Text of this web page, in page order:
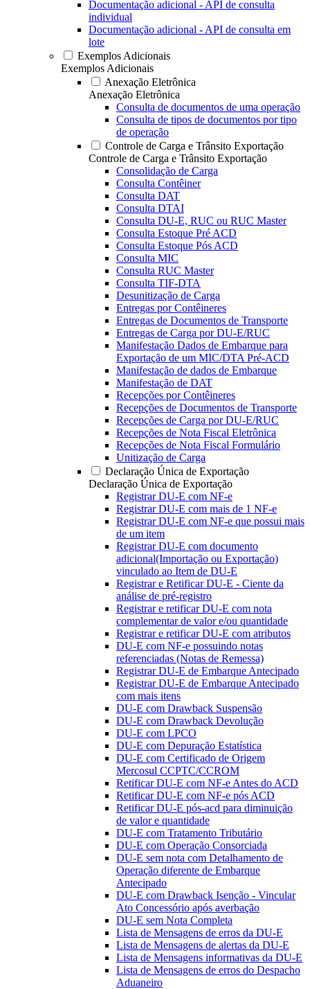
Documentação adicional - API de consulta
individual
Documentação adicional - API de consulta em
lote
Exemplos Adicionais
Exemplos Adicionais
Anexação Eletrônica
Anexação Eletrônica
Consulta de documentos de uma operação
Consulta de tipos de documentos por tipo
de operação
Controle de Carga e Trânsito Exportação
Controle de Carga e Trânsito Exportação
Consolidação de Carga
Consulta Contêiner
Consulta DAT
Consulta DTAI
Consulta DU-E, RUC ou RUC Master
Consulta Estoque Pré ACD
Consulta Estoque Pós ACD
Consulta MIC
Consulta RUC Master
Consulta TIF-DTA
Desunitização de Carga
Entregas por Contêineres
Entregas de Documentos de Transporte
Entregas de Carga por DU-E/RUC
Manifestação Dados de Embarque para
Exportação de um MIC/DTA Pré-ACD
Manifestação de dados de Embarque
Manifestação de DAT
Recepções por Contêineres
Recepções de Documentos de Transporte
Recepções de Carga por DU-E/RUC
Recepções de Nota Fiscal Eletrônica
Recepções de Nota Fiscal Formulário
Unitização de Carga
Declaração Única de Exportação
Declaração Única de Exportação
Registrar DU-E com NF-e
Registrar DU-E com mais de 1 NF-e
Registrar DU-E com NF-e que possui mais
de um item
Registrar DU-E com documento
adicional(Importação ou Exportação)
vinculado ao Item de DU-E
Registrar e Retificar DU-E - Ciente da
análise de pré-registro
Registrar e retificar DU-E com nota
complementar de valor e/ou quantidade
Registrar e retificar DU-E com atributos
DU-E com NF-e possuindo notas
referenciadas (Notas de Remessa)
Registrar DU-E de Embarque Antecipado
Registrar DU-E de Embarque Antecipado
com mais itens
DU-E com Drawback Suspensão
DU-E com Drawback Devolução
DU-E com LPCO
DU-E com Depuração Estatística
DU-E com Certificado de Origem
Mercosul CCPTC/CCROM
Retificar DU-E com NF-e Antes do ACD
Retificar DU-E com NF-e pós ACD
Retificar DU-E pós-acd para diminuição
de valor e quantidade
DU-E com Tratamento Tributário
DU-E com Operação Consorciada
DU-E sem nota com Detalhamento de
Operação diferente de Embarque
Antecipado
DU-E com Drawback Isenção - Vincular
Ato Concessório após averbação
DU-E sem Nota Completa
Lista de Mensagens de erros da DU-E
Lista de Mensagens de alertas da DU-E
Lista de Mensagens informativas da DU-E
Lista de Mensagens de erros do Despacho
Aduaneiro